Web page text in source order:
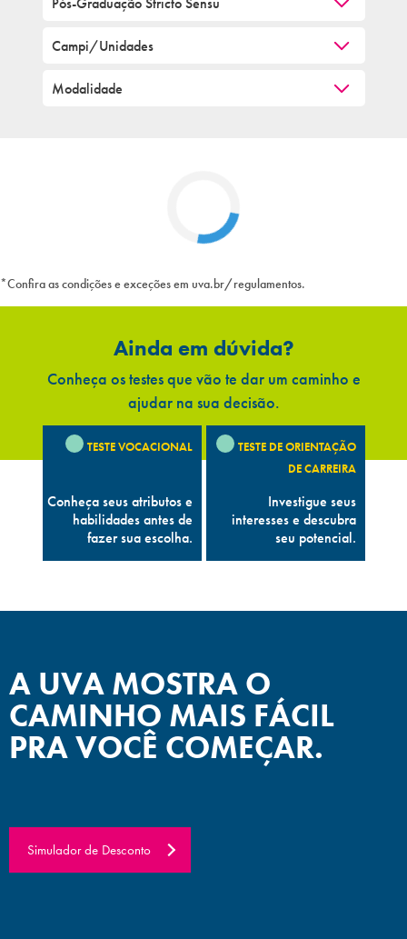
*Confira as condições e exceções em uva.br/regulamentos.
Ainda em dúvida?
Conheça os testes que vão te dar um caminho e
ajudar na sua decisão.
TESTE VOCACIONAL
Conheça seus atributos e
habilidades antes de
fazer sua escolha.
TESTE DE ORIENTAÇÃO
DE CARREIRA
Investigue seus
interesses e descubra
seu potencial.
A UVA MOSTRA O
CAMINHO MAIS FÁCIL
PRA VOCÊ COMEÇAR.
Simulador de Desconto